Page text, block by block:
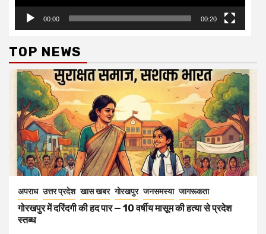
00:00 00:20
TOP NEWS
अपराध उत्तर प्रदेश खास खबर गोरखपुर जनसमस्या जागरूकता
गोरखपुर में दरिंदगी की हद पार — 10 वर्षीय मासूम की हत्या से प्रदेश
स्तब्ध